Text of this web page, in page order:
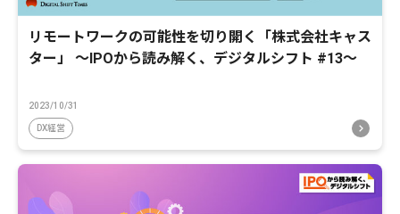
リモートワークの可能性を切り開く「株式会社キャス
ター」 〜IPOから読み解く、デジタルシフト #13〜
2023/10/31
DX経営